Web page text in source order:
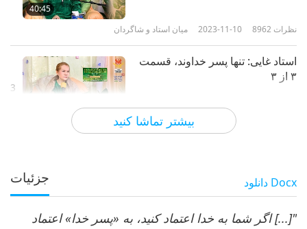
بیشتر تماشا کنید
40:45
میان استاد و شاگردان 2023-11-10 8962 نظرات
3
استاد غایی: تنها پسر خداوند، قسمت
۳ از ۳
میان استاد و شاگردان 2023-11-11
جزئیات Docx
"[...] اگر شما به خدا اعتماد کنید، به «پسر خدا» اعتماد